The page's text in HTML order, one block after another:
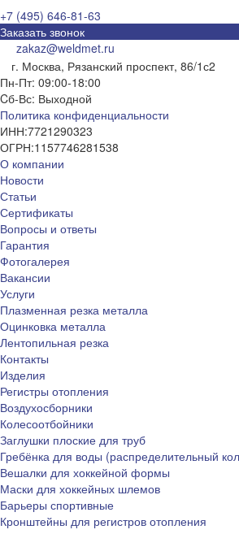
+7 (495) 646-81-63
Заказать звонок
zakaz@weldmet.ru
г. Москва, Рязанский проспект, 86/1с2
Пн-Пт: 09:00-18:00
Cб-Вс: Выходной
Политика конфиденциальности
ИНН:7721290323
ОГРН:1157746281538
О компании
Новости
Статьи
Сертификаты
Вопросы и ответы
Гарантия
Фотогалерея
Вакансии
Услуги
Плазменная резка металла
Оцинковка металла
Лентопильная резка
Контакты
Изделия
Регистры отопления
Воздухосборники
Колесоотбойники
Заглушки плоские для труб
Гребёнка для воды (распределительный
Вешалки для хоккейной формы
Маски для хоккейных шлемов
Барьеры спортивные
Кронштейны для регистров отопления